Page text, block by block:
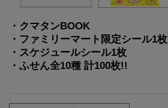
・クマタンBOOK
・ファミリーマート限定シール1枚
・スケジュールシール1枚
・ふせん全10種 計100枚!!